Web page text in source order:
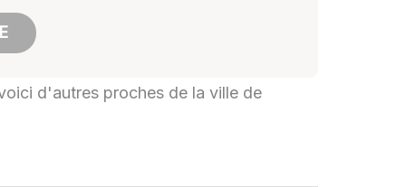
d'autres proches de la ville de